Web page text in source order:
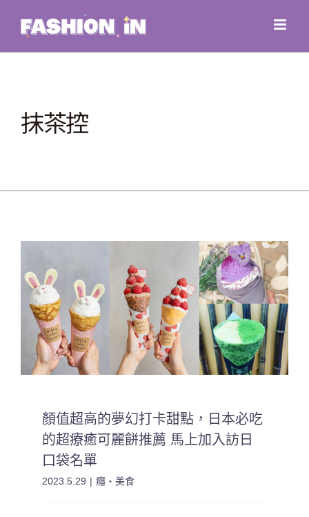
content
抹茶控
顏值超高的夢幻打卡甜點，日本必吃
的超療癒可麗餅推薦 馬上加入訪日
口袋名單
2023.5.29 | 癮・美食